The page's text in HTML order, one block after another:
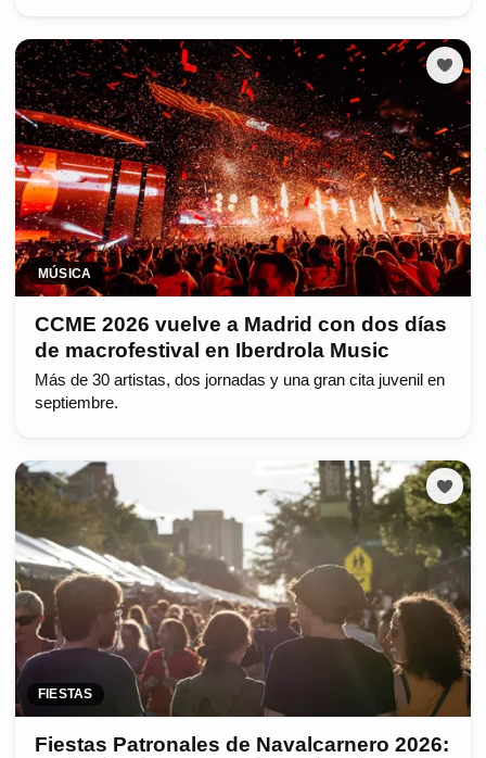
MÚSICA
CCME 2026 vuelve a Madrid con dos días
de macrofestival en Iberdrola Music
Más de 30 artistas, dos jornadas y una gran cita juvenil en
septiembre.
FIESTAS
Fiestas Patronales de Navalcarnero 2026: